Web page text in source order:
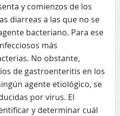
y comienzos de los
diarreas a las que no se
bacteriano. Para ese
más
No obstante,
de gastroenteritis en los
agente etiológico, se
por virus. El
y determinar cuál